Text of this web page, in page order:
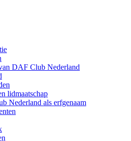
DAF Club Nederland
lidmaatschap
Nederland als erfgenaam